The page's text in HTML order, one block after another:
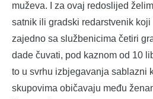
muževa. I za ovaj redoslijed
satnik ili gradski redarstvenik koji
zajedno sa službenicima četiri
dade čuvati, pod kaznom od 10
to u svrhu izbjegavanja sablazni
skupovima običavaju među